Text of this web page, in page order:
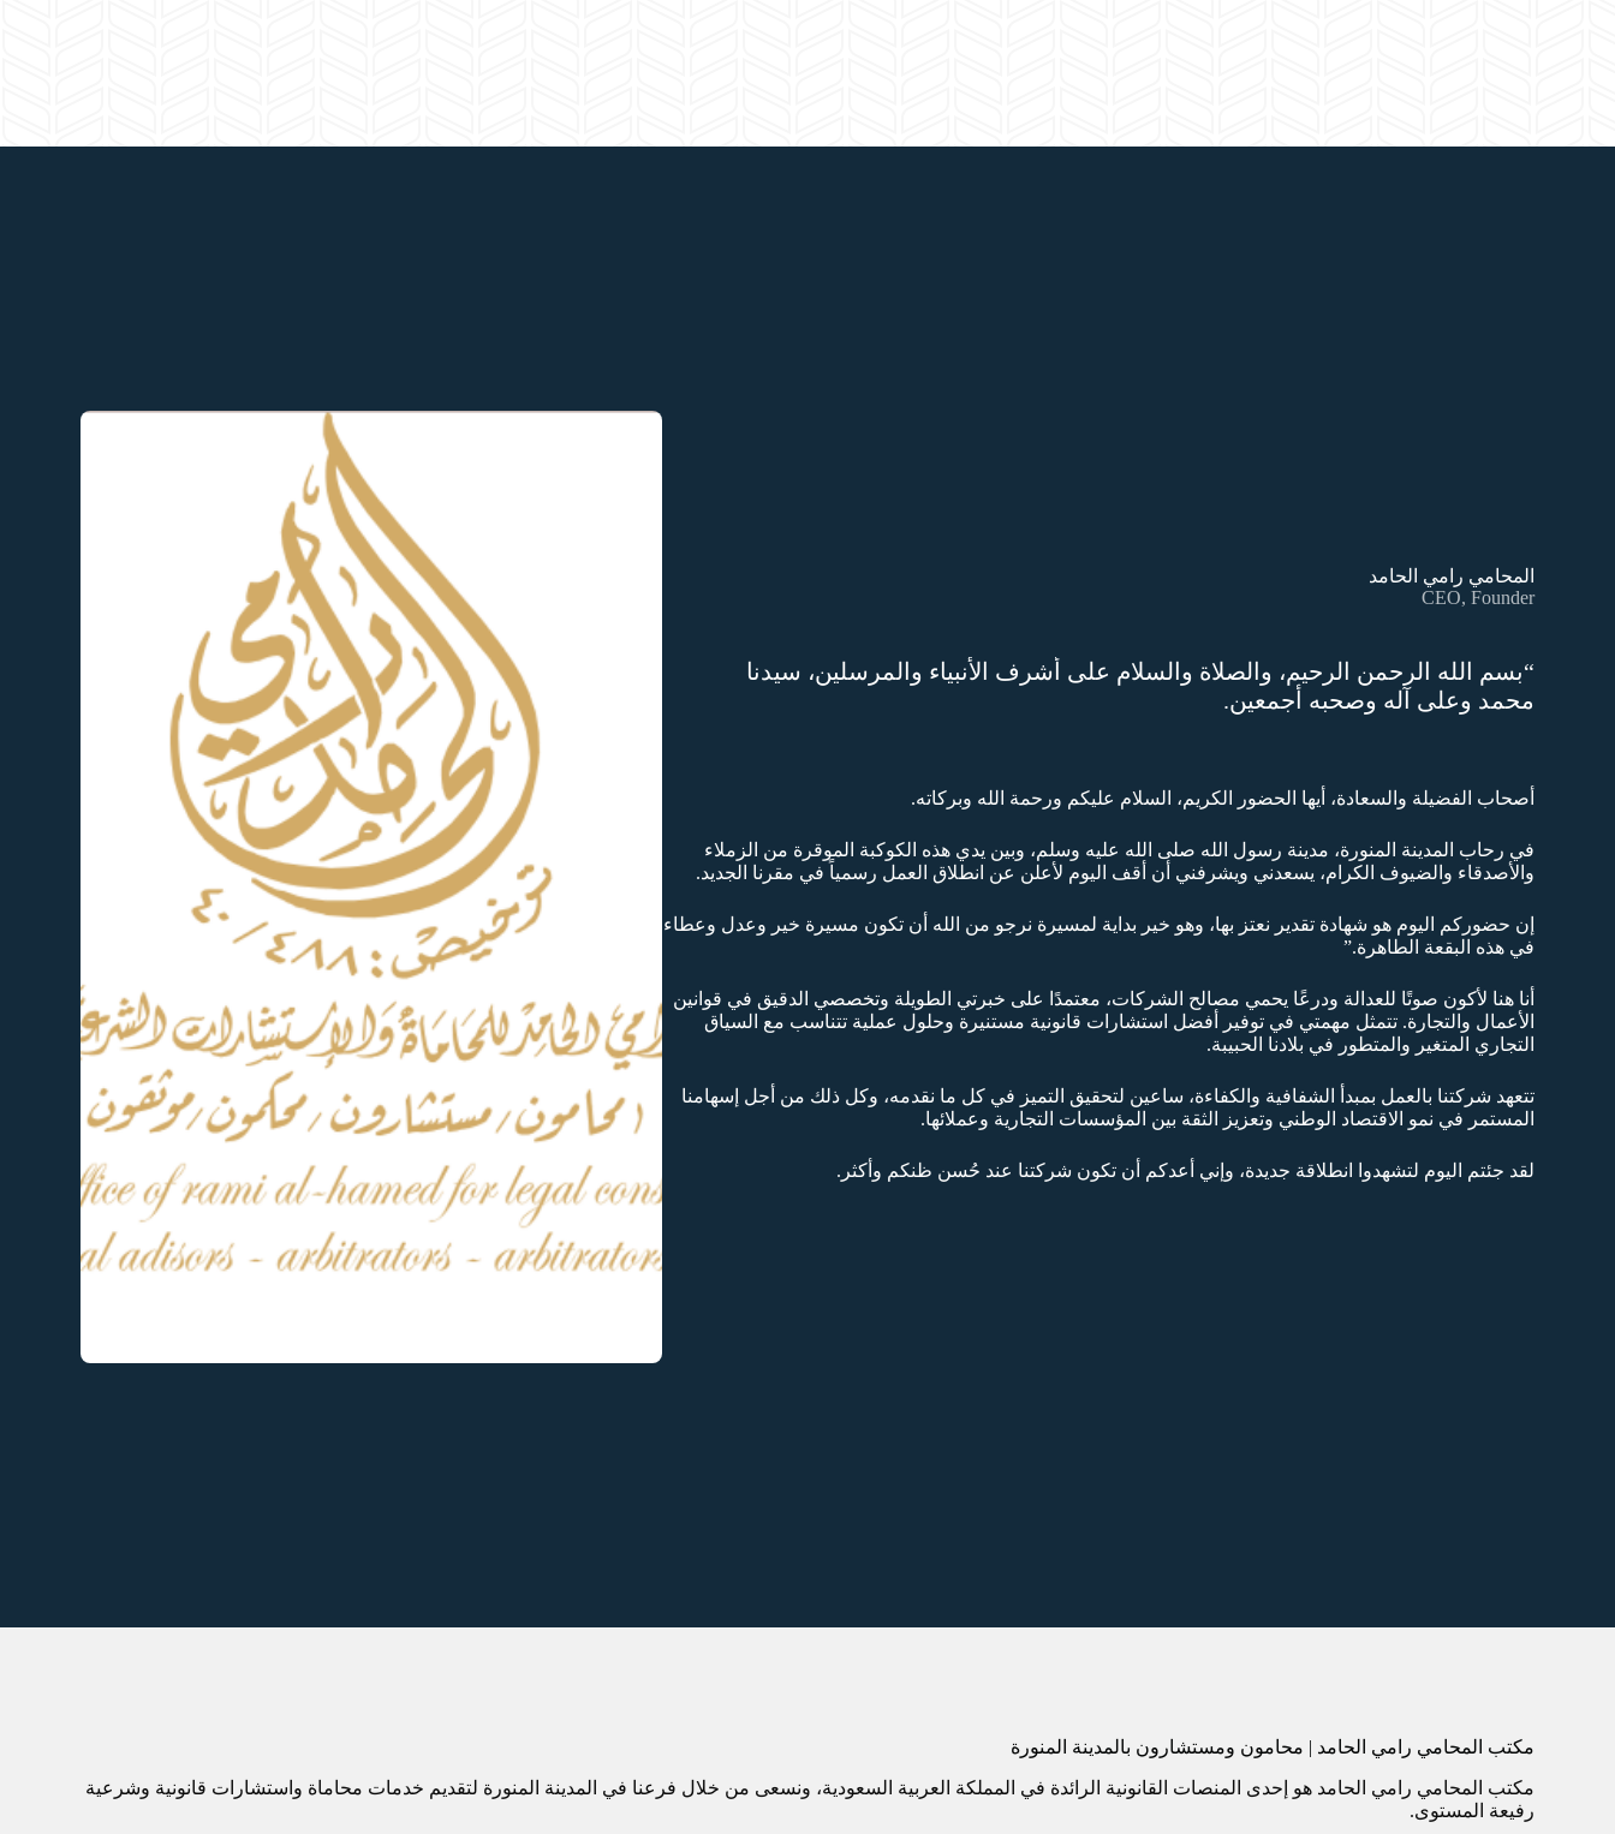
المحامي رامي الحامد
CEO, Founder
“بسم الله الرحمن الرحيم، والصلاة والسلام على أشرف الأنبياء والمرسلين، سيدنا
محمد وعلى آله وصحبه أجمعين.
أصحاب الفضيلة والسعادة، أيها الحضور الكريم، السلام عليكم ورحمة الله وبركاته.
في رحاب المدينة المنورة، مدينة رسول الله صلى الله عليه وسلم، وبين يدي هذه الكوكبة الموقرة من الزملاء
والأصدقاء والضيوف الكرام، يسعدني ويشرفني أن أقف اليوم لأعلن عن انطلاق العمل رسمياً في مقرنا الجديد.
إن حضوركم اليوم هو شهادة تقدير نعتز بها، وهو خير بداية لمسيرة نرجو من الله أن تكون مسيرة خير وعدل وعطاء
في هذه البقعة الطاهرة.”
أنا هنا لأكون صوتًا للعدالة ودرعًا يحمي مصالح الشركات، معتمدًا على خبرتي الطويلة وتخصصي الدقيق في قوانين
الأعمال والتجارة. تتمثل مهمتي في توفير أفضل استشارات قانونية مستنيرة وحلول عملية تتناسب مع السياق
التجاري المتغير والمتطور في بلادنا الحبيبة.
تتعهد شركتنا بالعمل بمبدأ الشفافية والكفاءة، ساعين لتحقيق التميز في كل ما نقدمه، وكل ذلك من أجل إسهامنا
المستمر في نمو الاقتصاد الوطني وتعزيز الثقة بين المؤسسات التجارية وعملائها.
لقد جئتم اليوم لتشهدوا انطلاقة جديدة، وإني أعدكم أن تكون شركتنا عند حُسن ظنكم وأكثر.
مكتب المحامي رامي الحامد | محامون ومستشارون بالمدينة المنورة
مكتب المحامي رامي الحامد هو إحدى المنصات القانونية الرائدة في المملكة العربية السعودية، ونسعى من خلال فرعنا في المدينة المنورة لتقديم خدمات محاماة واستشارات قانونية وشرعية
رفيعة المستوى.